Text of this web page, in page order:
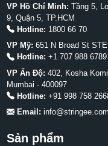
VP Hồ Chí Minh: Tầng 5,
9, Quận 5, TP.HCM
Hotline: 1800 66 70
VP Mỹ: 651 N Broad St
Hotline: +1 707 988 6789
VP Ấn Độ: 402, Kosha
Mumbai - 400097
Hotline: +91 998 758
Email: info@stringee.com
Sản phẩm